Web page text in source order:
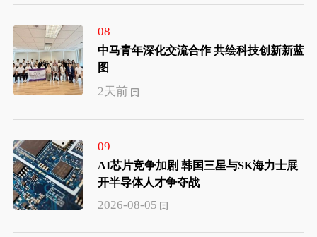
08
中马青年深化交流合作 共绘科技创新新蓝
图
2天前
09
AI芯片竞争加剧 韩国三星与SK海力士展
开半导体人才争夺战
2026-08-05